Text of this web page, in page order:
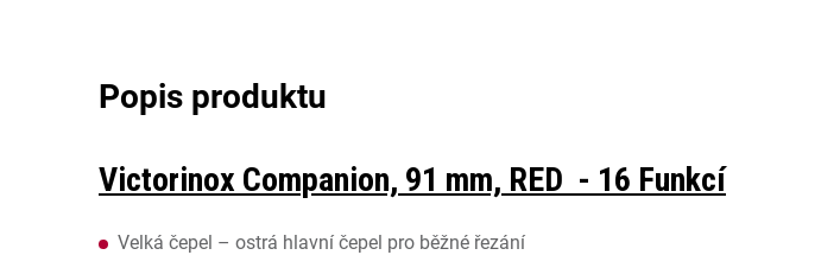
Victorinox Companion, 91 mm, RED - 16 Funkcí
Velká čepel – ostrá hlavní čepel pro běžné řezání